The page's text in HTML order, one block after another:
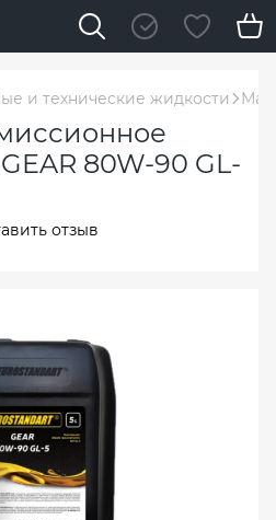
и технические жидкости
80W-90 GL-
отзыв